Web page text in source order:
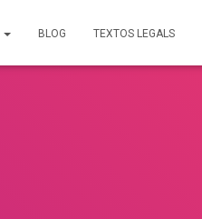
BLOG TEXTOS LEGALS